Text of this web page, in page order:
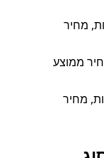
זמן ממוצע 6 שעות, מחיר
5.9 שעות, מחיר ממוצע
זמן ממוצע 5.1 שעות, מחיר